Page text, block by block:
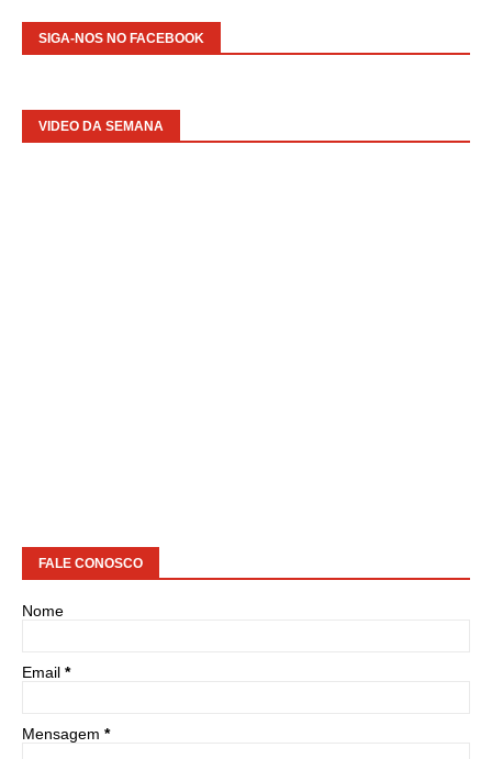
SIGA-NOS NO FACEBOOK
VIDEO DA SEMANA
FALE CONOSCO
Nome
Email *
Mensagem *